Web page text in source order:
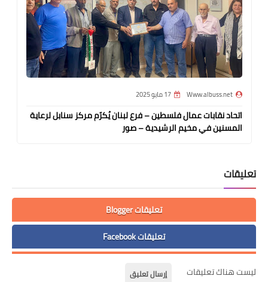
Www.albuss.net 17 مايو 2025
اتحاد نقابات عمال فلسطين – فرع لبنان يُكرّم مركز سنابل لرعاية
المسنين في مخيم الرشيدية – صور
تعليقات
تعليقات Blogger
تعليقات Facebook
ليست هناك تعليقات إرسال تعليق